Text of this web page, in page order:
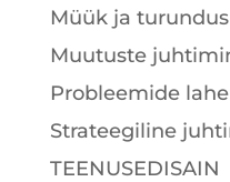
Müük ja turundus
Muutuste
Probleemide
Strateegiline
TEENUSEDISAIN